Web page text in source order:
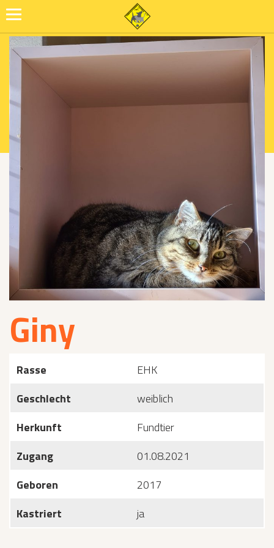
Giny
Rasse
EHK
Geschlecht
weiblich
Herkunft
Fundtier
Zugang
01.08.2021
Geboren
2017
Kastriert
ja